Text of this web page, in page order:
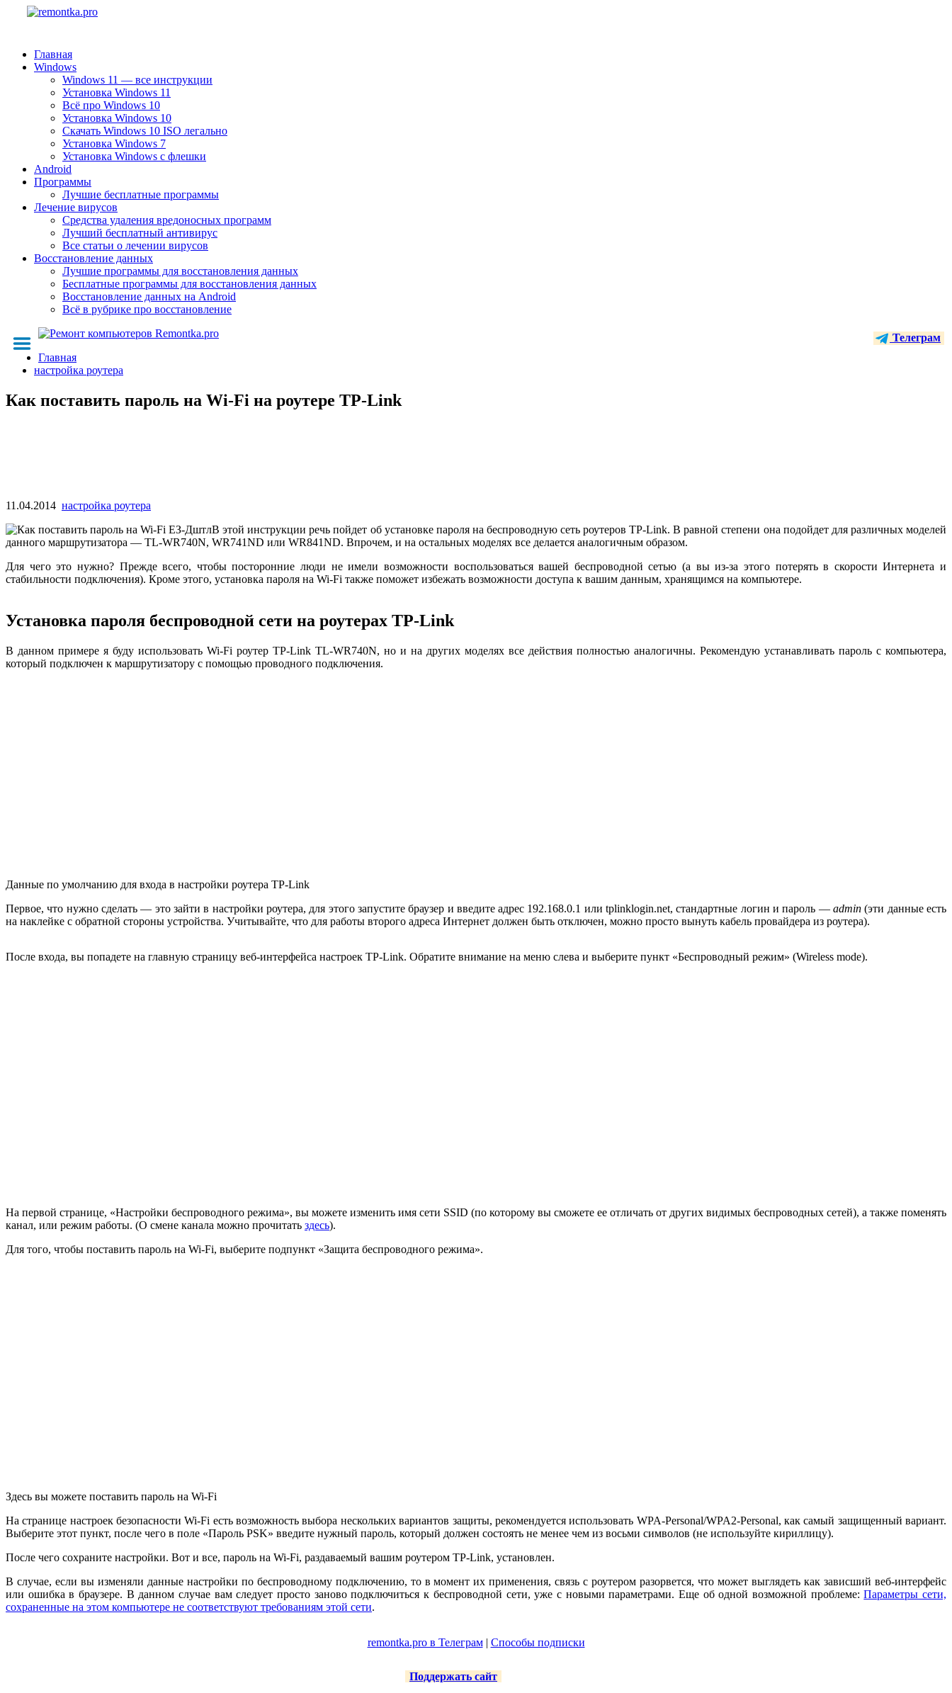
Главная
Windows
Windows 11 — все инструкции
Установка Windows 11
Всё про Windows 10
Установка Windows 10
Скачать Windows 10 ISO легально
Установка Windows 7
Установка Windows с флешки
Android
Программы
Лучшие бесплатные программы
Лечение вирусов
Средства удаления вредоносных программ
Лучший бесплатный антивирус
Все статьи о лечении вирусов
Восстановление данных
Лучшие программы для восстановления данных
Бесплатные программы для восстановления данных
Восстановление данных на Android
Всё в рубрике про восстановление
Телеграм
Главная
настройка роутера
Как поставить пароль на Wi-Fi на роутере TP-Link
11.04.2014 настройка роутера
В этой инструкции речь пойдет об установке пароля на беспроводную сеть роутеров TP-Link. В равной степени она подойдет для различных моделей
данного маршрутизатора — TL-WR740N, WR741ND или WR841ND. Впрочем, и на остальных моделях все делается аналогичным образом.
Для чего это нужно? Прежде всего, чтобы посторонние люди не имели возможности воспользоваться вашей беспроводной сетью (а вы из-за этого потерять в скорости Интернета и
стабильности подключения). Кроме этого, установка пароля на Wi-Fi также поможет избежать возможности доступа к вашим данным, хранящимся на компьютере.
Установка пароля беспроводной сети на роутерах TP-Link
В данном примере я буду использовать Wi-Fi роутер TP-Link TL-WR740N, но и на других моделях все действия полностью аналогичны. Рекомендую устанавливать пароль с компьютера,
который подключен к маршрутизатору с помощью проводного подключения.
Данные по умолчанию для входа в настройки роутера TP-Link
Первое, что нужно сделать — это зайти в настройки роутера, для этого запустите браузер и введите адрес 192.168.0.1 или tplinklogin.net, стандартные логин и пароль —admin (эти данные есть
на наклейке с обратной стороны устройства. Учитывайте, что для работы второго адреса Интернет должен быть отключен, можно просто вынуть кабель провайдера из роутера).
После входа, вы попадете на главную страницу веб-интерфейса настроек TP-Link. Обратите внимание на меню слева и выберите пункт «Беспроводный режим» (Wireless mode).
На первой странице, «Настройки беспроводного режима», вы можете изменить имя сети SSID (по которому вы сможете ее отличать от других видимых беспроводных сетей), а также поменять
канал, или режим работы. (О смене канала можно прочитать здесь).
Для того, чтобы поставить пароль на Wi-Fi, выберите подпункт «Защита беспроводного режима».
Здесь вы можете поставить пароль на Wi-Fi
На странице настроек безопасности Wi-Fi есть возможность выбора нескольких вариантов защиты, рекомендуется использовать WPA-Personal/WPA2-Personal, как самый защищенный вариант.
Выберите этот пункт, после чего в поле «Пароль PSK» введите нужный пароль, который должен состоять не менее чем из восьми символов (не используйте кириллицу).
После чего сохраните настройки. Вот и все, пароль на Wi-Fi, раздаваемый вашим роутером TP-Link, установлен.
В случае, если вы изменяли данные настройки по беспроводному подключению, то в момент их применения, связь с роутером разорвется, что может выглядеть как зависший веб-интерфейс
или ошибка в браузере. В данном случае вам следует просто заново подключиться к беспроводной сети, уже с новыми параметрами. Еще об одной возможной проблеме:Параметры сети,
сохраненные на этом компьютере не соответствуют требованиям этой сети.
remontka.pro в Телеграм| Способы подписки
Поддержать сайт